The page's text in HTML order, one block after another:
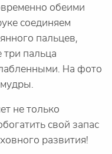
обеими
соединяем
пальцев,
три пальца
На фото
не только
свой запас
развития!